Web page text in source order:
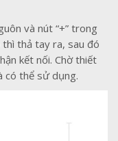
và nút “+” trong
thì thả tay ra, sau đó
kết nối. Chờ thiết
có thể sử dụng.